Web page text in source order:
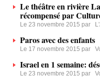
Le théâtre en rivière
récompensé par
Le 23 novembre 2015 par
Paros avec des enfants
Le 17 novembre 2015 par
Israel en 1 semaine:
Le 23 novembre 2015 par